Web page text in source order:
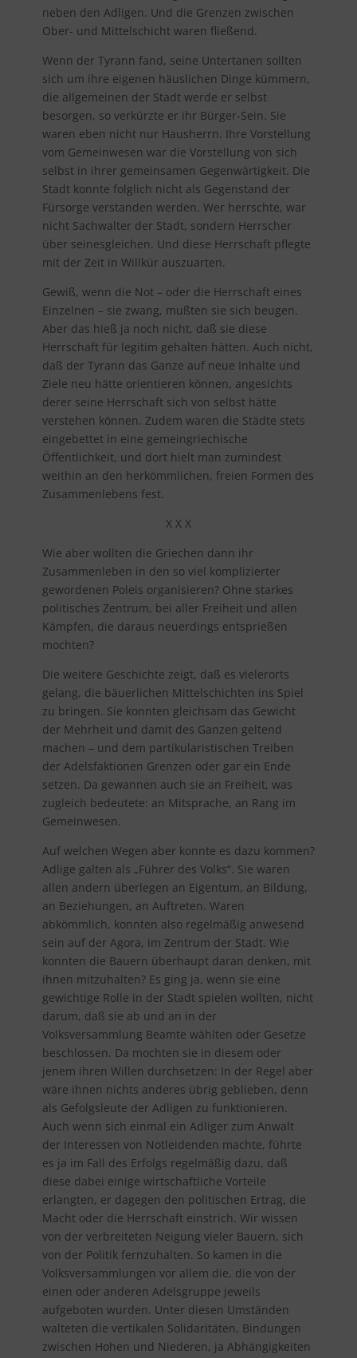
neben den Adligen. Und die Grenzen zwischen
Ober- und Mittelschicht waren fließend.
Wenn der Tyrann fand, seine Untertanen sollten
sich um ihre eigenen häuslichen Dinge kümmern,
die allgemeinen der Stadt werde er selbst
besorgen, so verkürzte er ihr Bürger-Sein. Sie
waren eben nicht nur Hausherrn. Ihre Vorstellung
vom Gemeinwesen war die Vorstellung von sich
selbst in ihrer gemeinsamen Gegenwärtigkeit. Die
Stadt konnte folglich nicht als Gegenstand der
Fürsorge verstanden werden. Wer herrschte, war
nicht Sachwalter der Stadt, sondern Herrscher
über seinesgleichen. Und diese Herrschaft pflegte
mit der Zeit in Willkür auszuarten.
Gewiß, wenn die Not – oder die Herrschaft eines
Einzelnen – sie zwang, mußten sie sich beugen.
Aber das hieß ja noch nicht, daß sie diese
Herrschaft für legitim gehalten hätten. Auch nicht,
daß der Tyrann das Ganze auf neue Inhalte und
Ziele neu hätte orientieren können, angesichts
derer seine Herrschaft sich von selbst hätte
verstehen können. Zudem waren die Städte stets
eingebettet in eine gemeingriechische
Öffentlichkeit, und dort hielt man zumindest
weithin an den herkömmlichen, freien Formen des
Zusammenlebens fest.
X X X
Wie aber wollten die Griechen dann ihr
Zusammenleben in den so viel komplizierter
gewordenen Poleis organisieren? Ohne starkes
politisches Zentrum, bei aller Freiheit und allen
Kämpfen, die daraus neuerdings entsprießen
mochten?
Die weitere Geschichte zeigt, daß es vielerorts
gelang, die bäuerlichen Mittelschichten ins Spiel
zu bringen. Sie konnten gleichsam das Gewicht
der Mehrheit und damit des Ganzen geltend
machen – und dem partikularistischen Treiben
der Adelsfaktionen Grenzen oder gar ein Ende
setzen. Da gewannen auch sie an Freiheit, was
zugleich bedeutete: an Mitsprache, an Rang im
Gemeinwesen.
Auf welchen Wegen aber konnte es dazu kommen?
Adlige galten als „Führer des Volks“. Sie waren
allen andern überlegen an Eigentum, an Bildung,
an Beziehungen, an Auftreten. Waren
abkömmlich, konnten also regelmäßig anwesend
sein auf der Agora, im Zentrum der Stadt. Wie
konnten die Bauern überhaupt daran denken, mit
ihnen mitzuhalten? Es ging ja, wenn sie eine
gewichtige Rolle in der Stadt spielen wollten, nicht
darum, daß sie ab und an in der
Volksversammlung Beamte wählten oder Gesetze
beschlossen. Da mochten sie in diesem oder
jenem ihren Willen durchsetzen: In der Regel aber
wäre ihnen nichts anderes übrig geblieben, denn
als Gefolgsleute der Adligen zu funktionieren.
Auch wenn sich einmal ein Adliger zum Anwalt
der Interessen von Notleidenden machte, führte
es ja im Fall des Erfolgs regelmäßig dazu, daß
diese dabei einige wirtschaftliche Vorteile
erlangten, er dagegen den politischen Ertrag, die
Macht oder die Herrschaft einstrich. Wir wissen
von der verbreiteten Neigung vieler Bauern, sich
von der Politik fernzuhalten. So kamen in die
Volksversammlungen vor allem die, die von der
einen oder anderen Adelsgruppe jeweils
aufgeboten wurden. Unter diesen Umständen
walteten die vertikalen Solidaritäten, Bindungen
zwischen Hohen und Niederen, ja Abhängigkeiten